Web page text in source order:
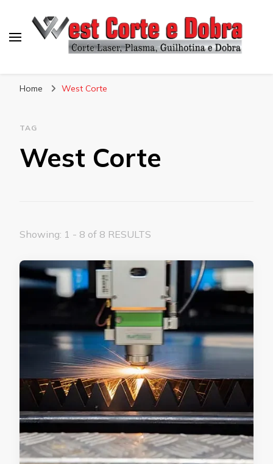
Home West Corte
TAG
West Corte
Showing: 1 - 8 of 8 RESULTS